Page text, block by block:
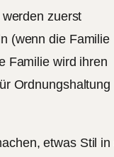
zuerst
(wenn die Familie
Familie wird ihren
Ordnungshaltung
etwas Stil